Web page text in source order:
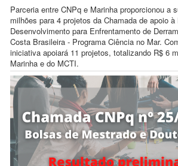
Parceria entre CNPq e Marinha proporcionou a
milhões para 4 projetos da Chamada de apoio
Desenvolvimento para Enfrentamento de
Costa Brasileira - Programa Ciência no Mar.
iniciativa apoiará 11 projetos, totalizando R$ 6
Marinha e do MCTI.